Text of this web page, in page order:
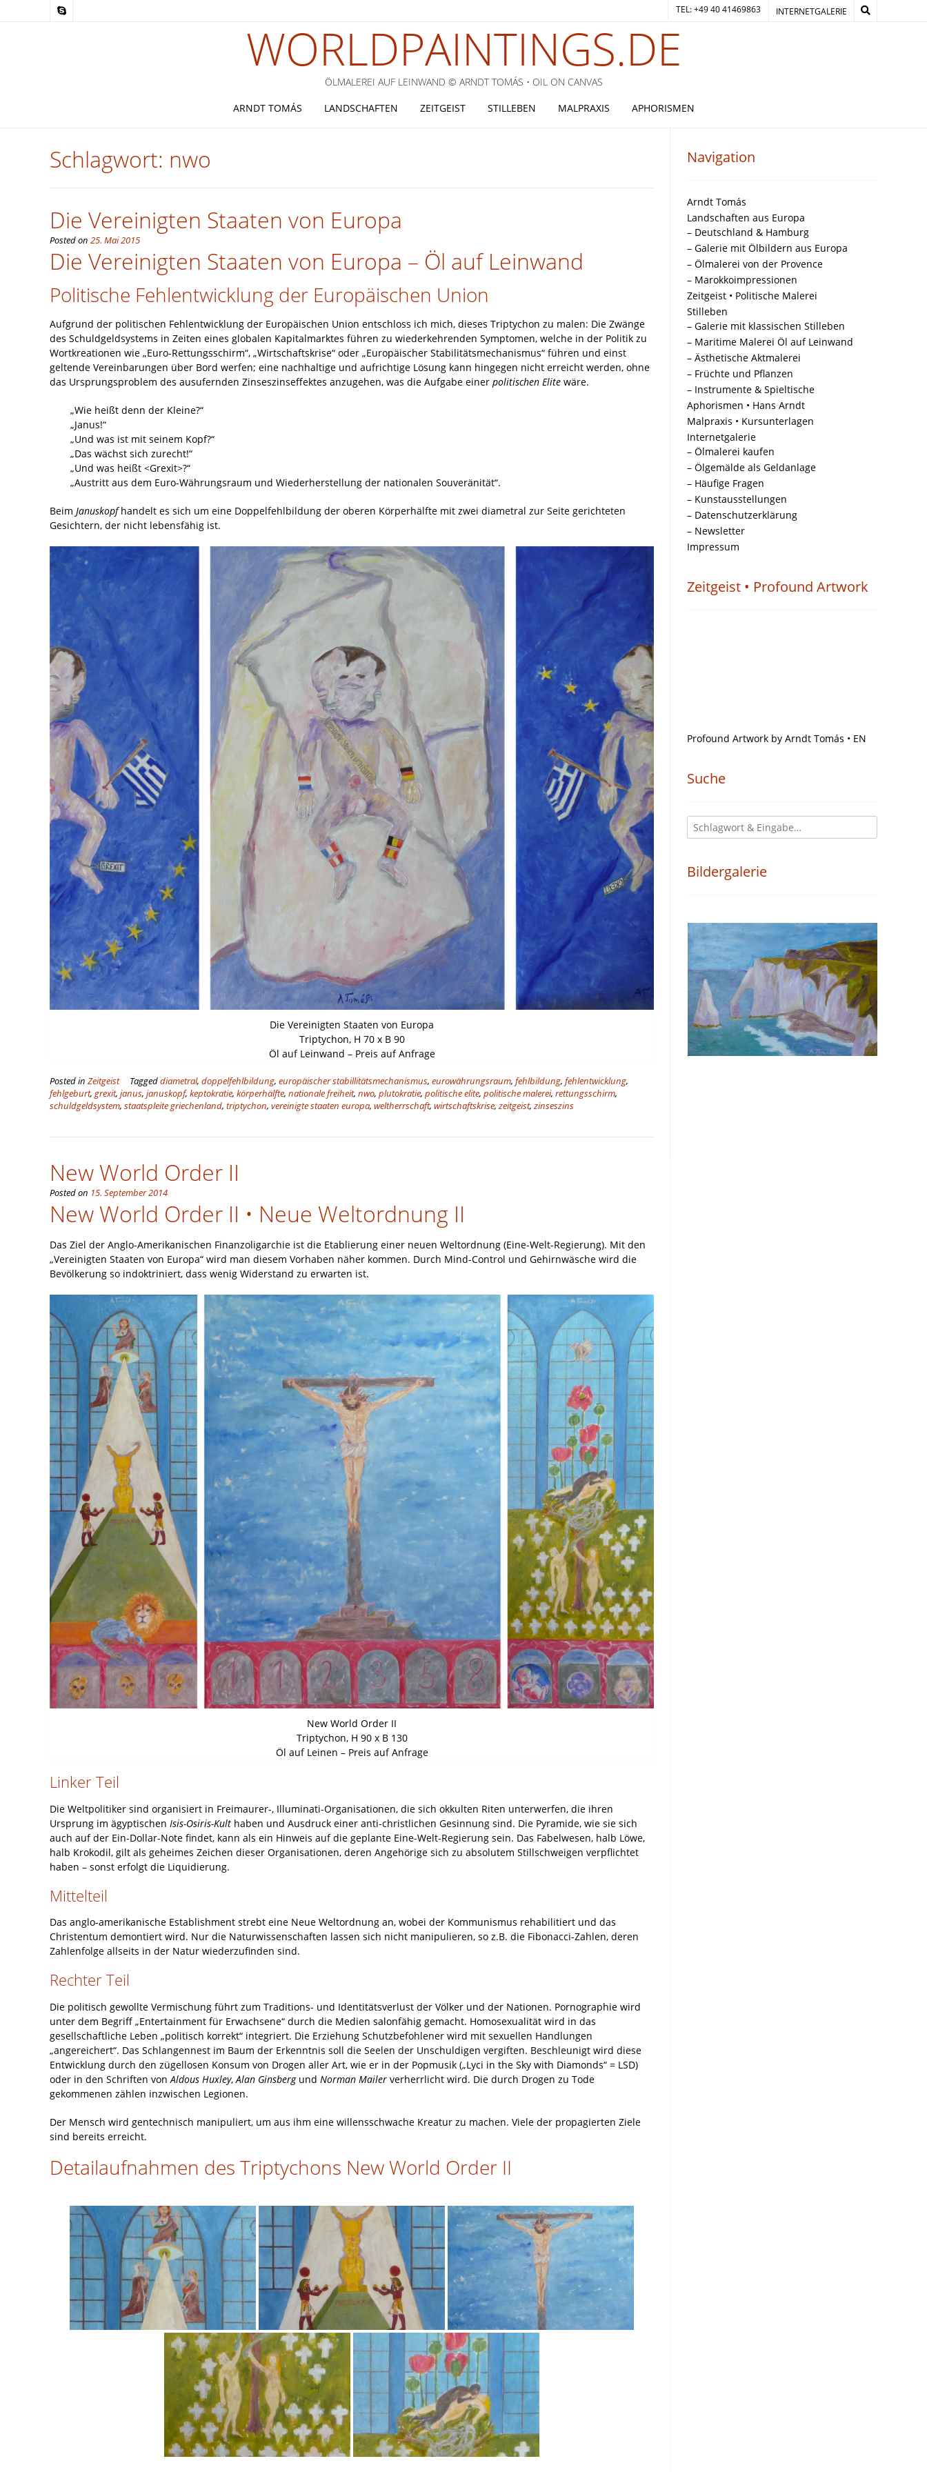
INTERNETGALERIE
TEL: +49 40 41469863
WORLDPAINTINGS.DE
ÖLMALEREI AUF LEINWAND © ARNDT TOMÁS • OIL ON CANVAS
ARNDT TOMÁS
LANDSCHAFTEN ZEITGEIST STILLEBEN MALPRAXIS APHORISMEN
Schlagwort: nwo
Die Vereinigten Staaten von Europa
Posted on 25. Mai 2015
Die Vereinigten Staaten von Europa – Öl auf Leinwand
Politische Fehlentwicklung der Europäischen Union
Aufgrund der politischen Fehlentwicklung der Europäischen Union entschloss ich mich, dieses Triptychon zu malen: Die Zwänge
des Schuldgeldsystems in Zeiten eines globalen Kapitalmarktes führen zu wiederkehrenden Symptomen, welche in der Politik zu
Wortkreationen wie „Euro-Rettungsschirm“, „Wirtschaftskrise“ oder „Europäischer Stabilitätsmechanismus“ führen und einst
geltende Vereinbarungen über Bord werfen; eine nachhaltige und aufrichtige Lösung kann hingegen nicht erreicht werden, ohne
das Ursprungsproblem des ausufernden Zinseszinseffektes anzugehen, was die Aufgabe einer politischen Elite wäre.
„Wie heißt denn der Kleine?“
„Janus!“
„Und was ist mit seinem Kopf?“
„Das wächst sich zurecht!“
„Und was heißt <Grexit>?“
„Austritt aus dem Euro-Währungsraum und Wiederherstellung der nationalen Souveränität“.
Beim Januskopfhandelt es sich um eine Doppelfehlbildung der oberen Körperhälfte mit zwei diametral zur Seite gerichteten
Gesichtern, der nicht lebensfähig ist.
Die Vereinigten Staaten von Europa
Triptychon, H 70 x B 90
Öl auf Leinwand – Preis auf Anfrage
Posted in Zeitgeist Taggeddiametral, doppelfehlbildung, europäischer stabillitätsmechanismus, eurowährungsraum, fehlbildung, fehlentwicklung,
fehlgeburt,grexit, janus, januskopf, keptokratie, körperhälfte, nationale freiheit, nwo, plutokratie, politische elite, politische malerei, rettungsschirm,
schuldgeldsystem, staatspleite griechenland, triptychon, vereinigte staaten europa, weltherrschaft, wirtschaftskrise, zeitgeist, zinseszins
New World Order II
Posted on 15. September 2014
New World Order II • Neue Weltordnung II
Das Ziel der Anglo-Amerikanischen Finanzoligarchie ist die Etablierung einer neuen Weltordnung (Eine-Welt-Regierung). Mit den
„Vereinigten Staaten von Europa“ wird man diesem Vorhaben näher kommen. Durch Mind-Control und Gehirnwäsche wird die
Bevölkerung so indoktriniert, dass wenig Widerstand zu erwarten ist.
New World Order II
Triptychon, H 90 x B 130
Öl auf Leinen – Preis auf Anfrage
Linker Teil
Die Weltpolitiker sind organisiert in Freimaurer-, Illuminati-Organisationen, die sich okkulten Riten unterwerfen, die ihren
Ursprung im ägyptischen Isis-Osiris-Kult haben und Ausdruck einer anti-christlichen Gesinnung sind. Die Pyramide, wie sie sich
auch auf der Ein-Dollar-Note findet, kann als ein Hinweis auf die geplante Eine-Welt-Regierung sein. Das Fabelwesen, halb Löwe,
halb Krokodil, gilt als geheimes Zeichen dieser Organisationen, deren Angehörige sich zu absolutem Stillschweigen verpflichtet
haben – sonst erfolgt die Liquidierung.
Mittelteil
Das anglo-amerikanische Establishment strebt eine Neue Weltordnung an, wobei der Kommunismus rehabilitiert und das
Christentum demontiert wird. Nur die Naturwissenschaften lassen sich nicht manipulieren, so z.B. die Fibonacci-Zahlen, deren
Zahlenfolge allseits in der Natur wiederzufinden sind.
Rechter Teil
Die politisch gewollte Vermischung führt zum Traditions- und Identitätsverlust der Völker und der Nationen. Pornographie wird
unter dem Begriff „Entertainment für Erwachsene“ durch die Medien salonfähig gemacht. Homosexualität wird in das
gesellschaftliche Leben „politisch korrekt“ integriert. Die Erziehung Schutzbefohlener wird mit sexuellen Handlungen
„angereichert“. Das Schlangennest im Baum der Erkenntnis soll die Seelen der Unschuldigen vergiften. Beschleunigt wird diese
Entwicklung durch den zügellosen Konsum von Drogen aller Art, wie er in der Popmusik („Lyci in the Sky with Diamonds“ = LSD)
oder in den Schriften vonAldous Huxley,Alan Ginsbergund Norman Mailer verherrlicht wird. Die durch Drogen zu Tode
gekommenen zählen inzwischen Legionen.
Der Mensch wird gentechnisch manipuliert, um aus ihm eine willensschwache Kreatur zu machen. Viele der propagierten Ziele
sind bereits erreicht.
Detailaufnahmen des Triptychons New World Order II
Navigation
Arndt Tomás
Landschaften aus Europa
– Deutschland & Hamburg
– Galerie mit Ölbildern aus Europa
– Ölmalerei von der Provence
– Marokkoimpressionen
Zeitgeist • Politische Malerei
Stilleben
– Galerie mit klassischen Stilleben
– Maritime Malerei Öl auf Leinwand
– Ästhetische Aktmalerei
– Früchte und Pflanzen
– Instrumente & Spieltische
Aphorismen • Hans Arndt
Malpraxis • Kursunterlagen
Internetgalerie
– Ölmalerei kaufen
– Ölgemälde als Geldanlage
– Häufige Fragen
– Kunstausstellungen
– Datenschutzerklärung
– Newsletter
Impressum
Zeitgeist • Profound Artwork
Profound Artwork by Arndt Tomás • EN
Suche
Bildergalerie